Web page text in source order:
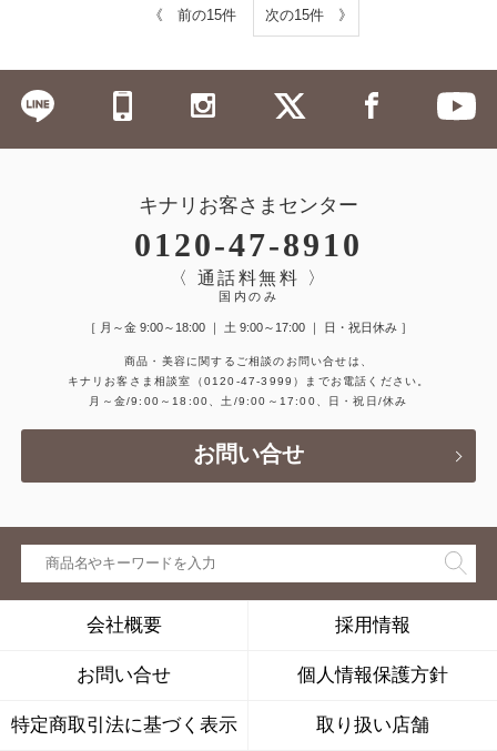
《 前の15件 次の15件 》
キナリお客さまセンター
0120-47-8910
〈 通話料無料 〉
国内のみ
［ 月～金 9:00～18:00 ｜ 土 9:00～17:00 ｜ 日・祝日休み ］
商品・美容に関するご相談のお問い合せは、
キナリお客さま相談室
（0120-47-3999）
までお電話ください。
月～金/9:00～18:00、土/9:00～17:00、日・祝日/休み
お問い合せ
会社概要 採用情報
お問い合せ 個人情報保護方針
特定商取引法に基づく表示 取り扱い店舗